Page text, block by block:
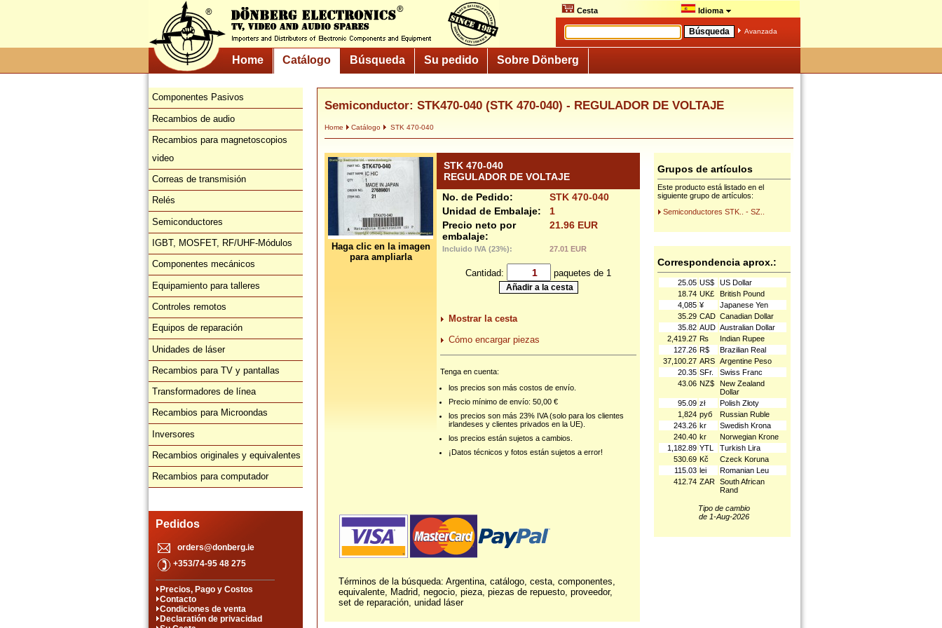
Cesta Idioma
Avanzada
Home Catálogo Búsqueda Su pedido Sobre Dönberg
Componentes Pasivos
Recambios de audio
Recambios para magnetoscopios
video
Correas de transmisión
Relés
Semiconductores
IGBT, MOSFET, RF/UHF-Módulos
Componentes mecánicos
Equipamiento para talleres
Controles remotos
Equipos de reparación
Unidades de láser
Recambios para TV y pantallas
Transformadores de línea
Recambios para Microondas
Inversores
Recambios originales y equivalentes
Recambios para computador
Pedidos
orders@donberg.ie
+353/74-95 48 275
Precios, Pago y Costos
Contacto
Condiciones de venta
Declaratión de privacidad
Semiconductor: STK470-040 (STK 470-040) - REGULADOR DE VOLTAJE
Home Catálogo STK 470-040
Haga clic en la imagen
para ampliarla
STK 470-040
REGULADOR DE VOLTAJE
No. de Pedido:
STK 470-040
Unidad de Embalaje:
1
Precio neto por
embalaje:
21.96 EUR
Incluido IVA (23%): 27.01 EUR
Cantidad: paquetes de 1
Mostrar la cesta
Cómo encargar piezas
Tenga en cuenta:
los precios son más costos de envío.
Precio mínimo de envío: 50,00 €
los precios son más 23% IVA (solo para los clientes
irlandeses y clientes privados en la UE).
los precios están sujetos a cambios.
¡Datos técnicos y fotos están sujetos a error!
Términos de la búsqueda: Argentina, catálogo, cesta, componentes,
equivalente, Madrid, negocio, pieza, piezas de repuesto, proveedor,
set de reparación, unidad láser
Grupos de artículos
Este producto está listado en el
siguiente grupo de artículos:
Semiconductores STK.. - SZ..
Correspondencia aprox.:
25.05 US$
US Dollar
18.74 UK£
British Pound
4,085 ¥
Japanese Yen
35.29 CAD Canadian Dollar
35.82 AUD Australian Dollar
2,419.27 ₨
Indian Rupee
127.26 R$
Brazilian Real
37,100.27 ARS Argentine Peso
20.35 SFr.
Swiss Franc
43.06 NZ$
New Zealand
Dollar
95.09 zł
Polish Złoty
1,824 руб
Russian Ruble
243.26 kr
Swedish Krona
240.40 kr
Norwegian Krone
1,182.89 YTL
Turkish Lira
530.69 Kč
Czeck Koruna
115.03 lei
Romanian Leu
412.74 ZAR South African
Rand
Tipo de cambio
de 1-Aug-2026